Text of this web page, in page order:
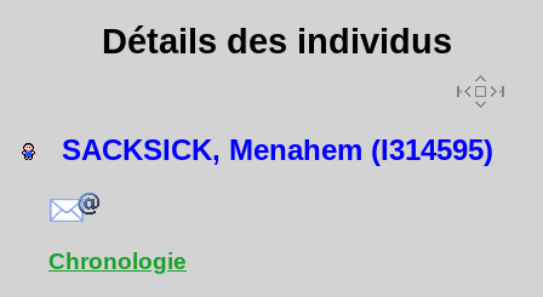
Détails des individus
SACKSICK, Menahem (I314595)
Chronologie